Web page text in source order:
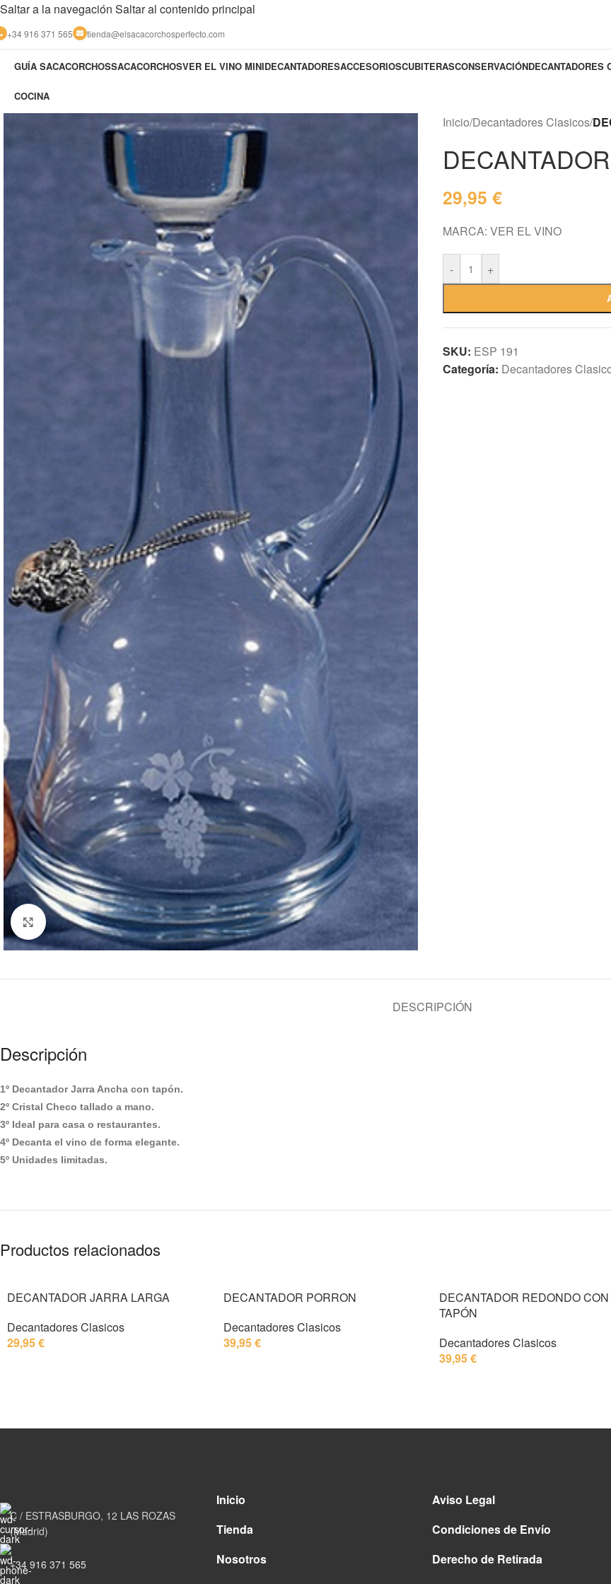
Saltar a la navegación Saltar al contenido principal
+34 916 371 565 tienda@elsacacorchosperfecto.com
GUÍA SACACORCHOSSACACORCHOSVER EL VINO MINIDECANTADORESACCESORIOSCUBITERASCONSERVACIÓNDECANTADORES
COCINA
Haga Click para agrandar
Inicio/Decantadores Clasicos/
29,95 €
MARCA: VER EL VINO
- +
SKU: ESP 191
Categoría: Decantadores
DESCRIPCIÓN
Descripción
1º Decantador Jarra Ancha con tapón.
2º Cristal Checo tallado a mano.
3º Ideal para casa o restaurantes.
4º Decanta el vino de forma elegante.
5º Unidades limitadas.
Productos relacionados
DECANTADOR JARRA LARGA
Decantadores Clasicos
29,95€
DECANTADOR PORRON
Decantadores Clasicos
39,95€
DECANTADOR REDONDO CON
TAPÓN
Decantadores Clasicos
39,95€
C / ESTRASBURGO, 12 LAS ROZAS
(Madrid)
+34 916 371 565
Inicio
Tienda
Nosotros
Aviso Legal
Condiciones de Envío
Derecho de Retirada